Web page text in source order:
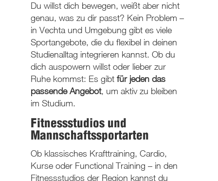
Du willst dich bewegen, weißt aber nicht
genau, was zu dir passt? Kein Problem –
in Vechta und Umgebung gibt es viele
Sportangebote, die du flexibel in deinen
Studienalltag integrieren kannst. Ob du
dich auspowern willst oder lieber zur
Ruhe kommst: Es gibt für jeden das
passende Angebot, um aktiv zu bleiben
im Studium.
Fitnessstudios und
Mannschaftssportarten
Ob klassisches Krafttraining, Cardio,
Kurse oder Functional Training – in den
Fitnessstudios der Region kannst du